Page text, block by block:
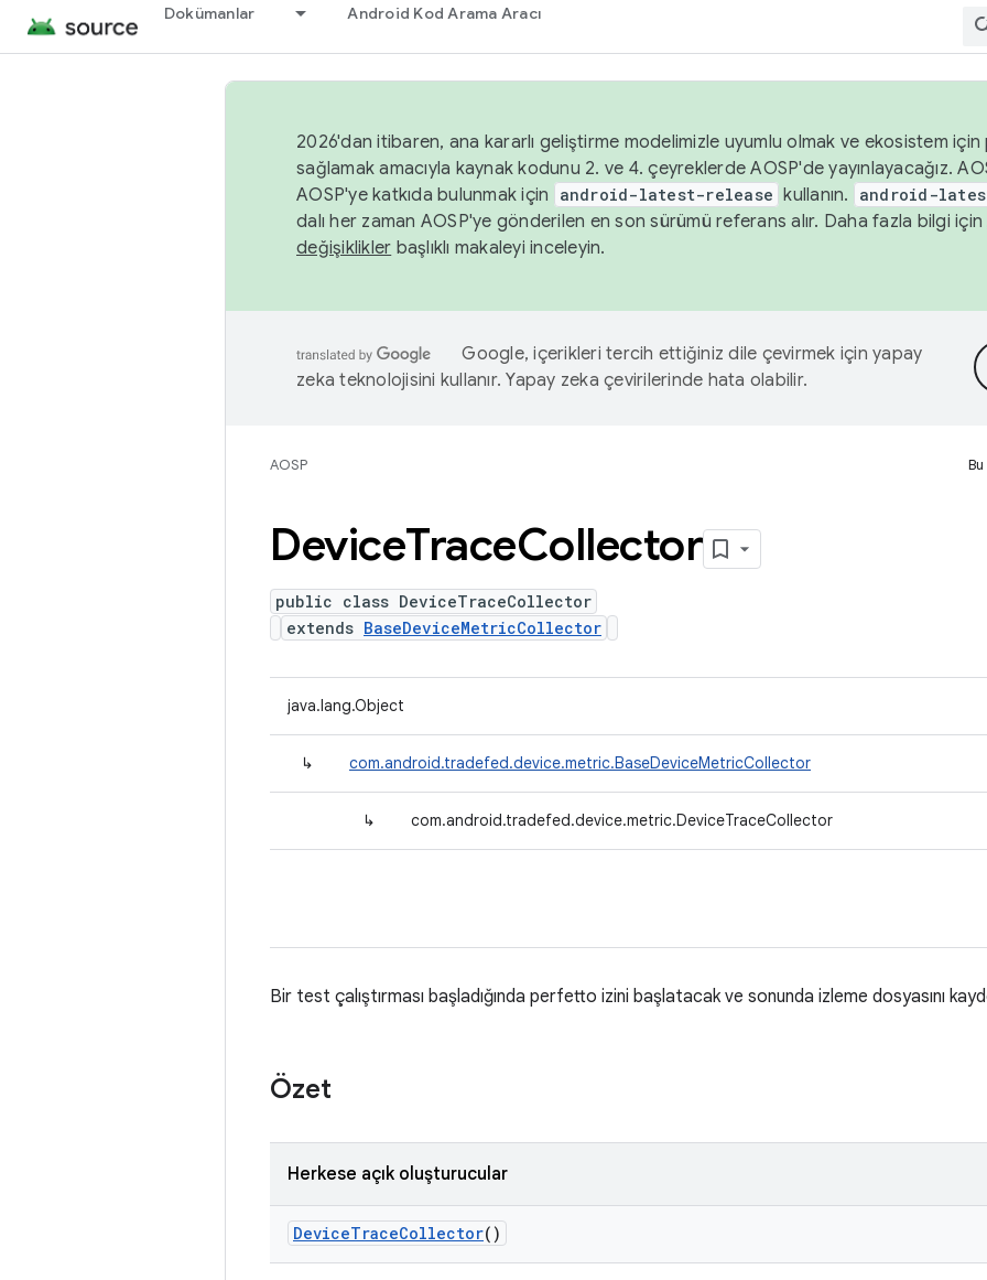
Dokümanlar Android Kod Arama Aracı
2026'dan itibaren, ana kararlı geliştirme modelimizle uyumlu olmak ve ekosistem için
sağlamak amacıyla kaynak kodunu 2. ve 4. çeyreklerde AOSP'de yayınlayacağız.
AOSP'ye katkıda bulunmak için
android-latest-release kullanın. android-
dalı her zaman AOSP'ye gönderilen en son sürümü referans alır. Daha fazla bilgi için
değişiklikler başlıklı makaleyi inceleyin.
Google, içerikleri tercih ettiğiniz dile çevirmek için yapay
zeka teknolojisini kullanır. Yapay zeka çevirilerinde hata olabilir.
AOSP
DeviceTraceCollector
public class DeviceTraceCollector
extends BaseDeviceMetricCollector
java.lang.Object
↳ com.android.tradefed.device.metric.BaseDeviceMetricCollector
↳ com.android.tradefed.device.metric.DeviceTraceCollector
Bir test çalıştırması başladığında perfetto izini başlatacak ve sonunda izleme dosyasını
Özet
Herkese açık oluşturucular
DeviceTraceCollector()